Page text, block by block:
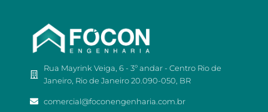
Rua Mayrink Veiga, 6 - 3º andar - Centro Rio de
Janeiro, Rio de Janeiro 20.090-050, BR
comercial@foconengenharia.com.br